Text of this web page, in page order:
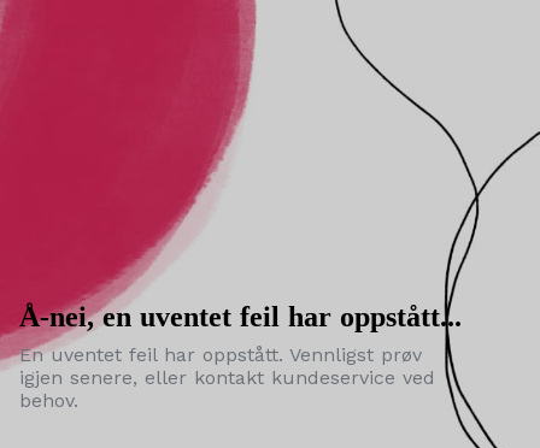
Å-nei, en uventet feil har oppstått...
En uventet feil har oppstått. Vennligst prøv
igjen senere, eller kontakt kundeservice ved
behov.